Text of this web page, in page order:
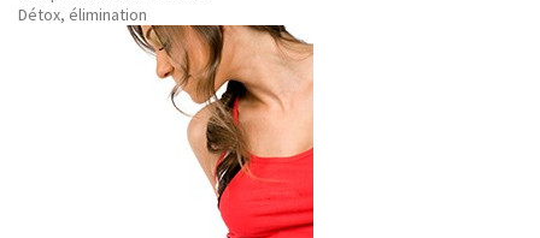
Détox, élimination